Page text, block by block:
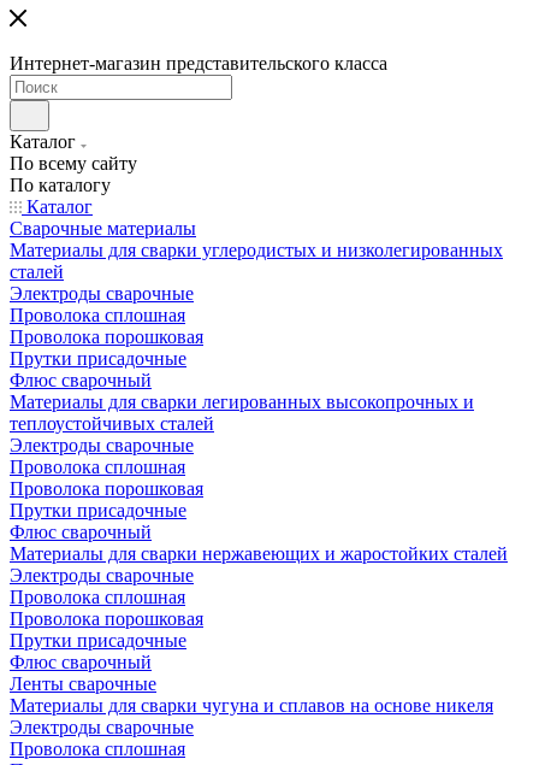
Интернет-магазин представительского класса
Каталог
По всему сайту
По каталогу
Каталог
Сварочные материалы
Материалы для сварки углеродистых и низколегированных
сталей
Электроды сварочные
Проволока сплошная
Проволока порошковая
Прутки присадочные
Флюс сварочный
Материалы для сварки легированных высокопрочных и
теплоустойчивых сталей
Электроды сварочные
Проволока сплошная
Проволока порошковая
Прутки присадочные
Флюс сварочный
Материалы для сварки нержавеющих и жаростойких сталей
Электроды сварочные
Проволока сплошная
Проволока порошковая
Прутки присадочные
Флюс сварочный
Ленты сварочные
Материалы для сварки чугуна и сплавов на основе никеля
Электроды сварочные
Проволока сплошная